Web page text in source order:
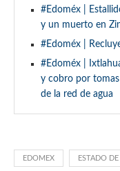
#Edoméx |
y un muerto en
#Edoméx |
#Edoméx |
y cobro por
de la red de agua
EDOMEX ESTADO